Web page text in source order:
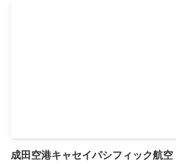
成田空港キャセイパシフィック航